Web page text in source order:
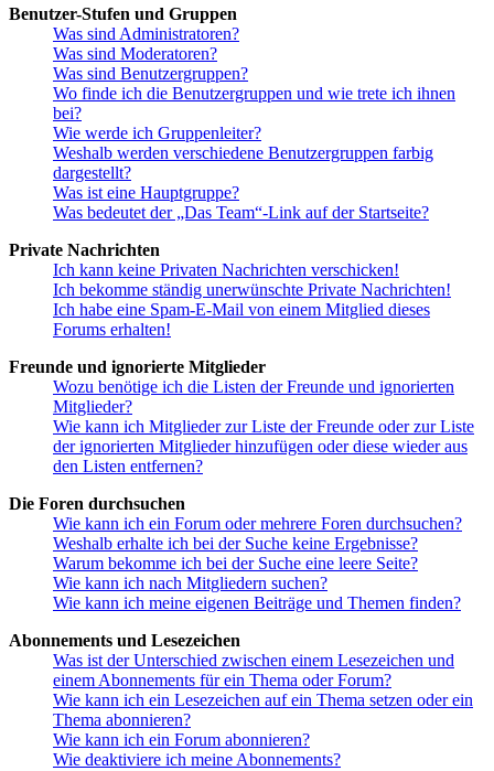
Benutzer-Stufen und Gruppen
Was sind Administratoren?
Was sind Moderatoren?
Was sind Benutzergruppen?
Wo finde ich die Benutzergruppen und wie trete ich ihnen
bei?
Wie werde ich Gruppenleiter?
Weshalb werden verschiedene Benutzergruppen farbig
dargestellt?
Was ist eine Hauptgruppe?
Was bedeutet der „Das Team“-Link auf der Startseite?
Private Nachrichten
Ich kann keine Privaten Nachrichten verschicken!
Ich bekomme ständig unerwünschte Private Nachrichten!
Ich habe eine Spam-E-Mail von einem Mitglied dieses
Forums erhalten!
Freunde und ignorierte Mitglieder
Wozu benötige ich die Listen der Freunde und ignorierten
Mitglieder?
Wie kann ich Mitglieder zur Liste der Freunde oder zur Liste
der ignorierten Mitglieder hinzufügen oder diese wieder aus
den Listen entfernen?
Die Foren durchsuchen
Wie kann ich ein Forum oder mehrere Foren durchsuchen?
Weshalb erhalte ich bei der Suche keine Ergebnisse?
Warum bekomme ich bei der Suche eine leere Seite?
Wie kann ich nach Mitgliedern suchen?
Wie kann ich meine eigenen Beiträge und Themen finden?
Abonnements und Lesezeichen
Was ist der Unterschied zwischen einem Lesezeichen und
einem Abonnements für ein Thema oder Forum?
Wie kann ich ein Lesezeichen auf ein Thema setzen oder ein
Thema abonnieren?
Wie kann ich ein Forum abonnieren?
Wie deaktiviere ich meine Abonnements?